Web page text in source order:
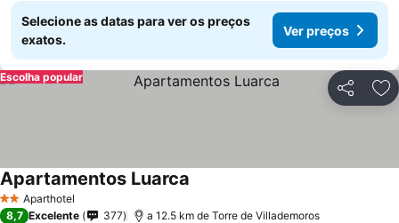
Selecione as datas para ver os preços
exatos.
Ver preços
Partilhar
Escolha popular
2 EstrelasAparthotel
Apartamentos Luarca
8,7 Excelente 377 a 12.5 km de Torre de Villademoros